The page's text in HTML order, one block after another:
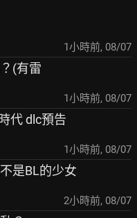
1小時前, 08/07
(有雷
1小時前, 08/07
代 dlc預告
1小時前, 08/07
是BL的少女
2小時前, 08/07